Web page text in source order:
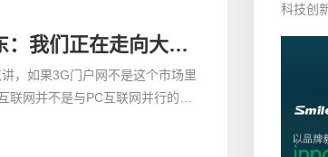
3G门户网总裁张向东：我们正在走向大互联网时代
，如果3G门户网不是这个市场里
联网并不是与PC互联网并行的网
科技创